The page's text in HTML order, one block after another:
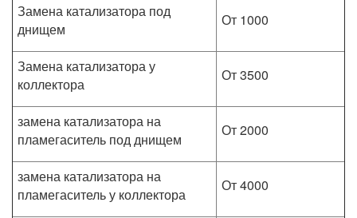
Замена катализатора под
днищем
От 1000
Замена катализатора у
коллектора
От 3500
замена катализатора на
пламегаситель под днищем
От 2000
замена катализатора на
пламегаситель у коллектора
От 4000